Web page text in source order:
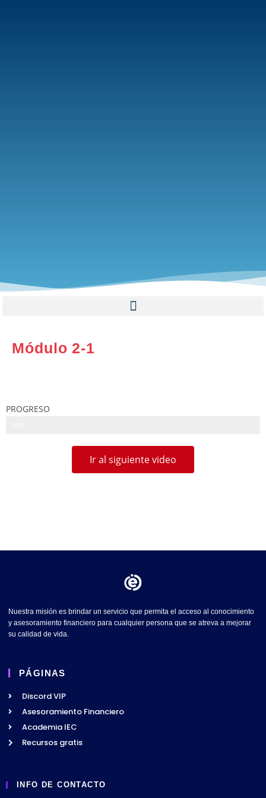
Módulo 2-1
PROGRESO
Ir al siguiente video
Nuestra misión es brindar un servicio que permita el acceso al conocimiento
y asesoramiento financiero para cualquier persona que se atreva a mejorar
su calidad de vida.
PÁGINAS
Discord VIP
Asesoramiento Financiero
Academia IEC
Recursos gratis
INFO DE CONTACTO